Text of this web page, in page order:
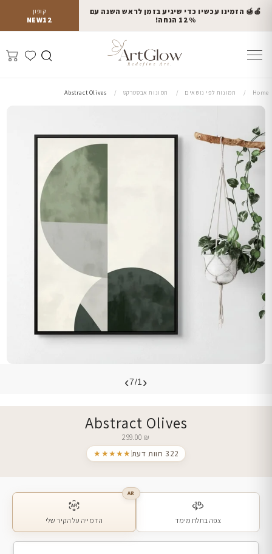
קופון
NEW12
🍎🍯 הזמינו עכשיו כדי שיגיע בזמן לראש השנה עם
12% הנחה!
Home תמונות לפי נושאים תמונות אבסטרקט Abstract Olives
‹
7/1
›
Abstract Olives
299.00 ₪
★★★★★
322 חוות דעת
צפה בתלת מימד
AR
הדמייה על הקיר שלי